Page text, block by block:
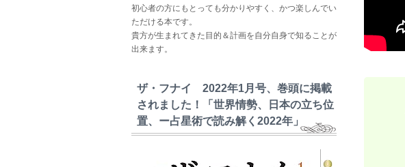
初心者の方にもとっても分かりやすく、かつ楽しんでい
ただける本です。
貴方が生まれてきた目的＆計画を自分自身で知ることが
出来ます。
ザ・フナイ 2022年1月号、巻頭に掲載
されました！「世界情勢、日本の立ち位
置、ー占星術で読み解く2022年」